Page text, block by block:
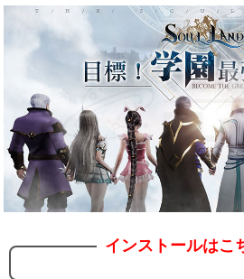
インストールはこ